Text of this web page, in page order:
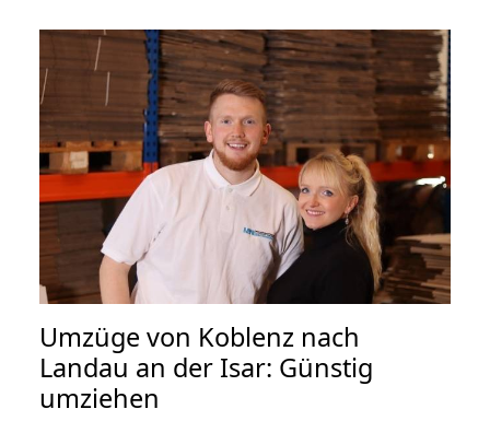
Umzüge von Koblenz nach
Landau an der Isar: Günstig
umziehen